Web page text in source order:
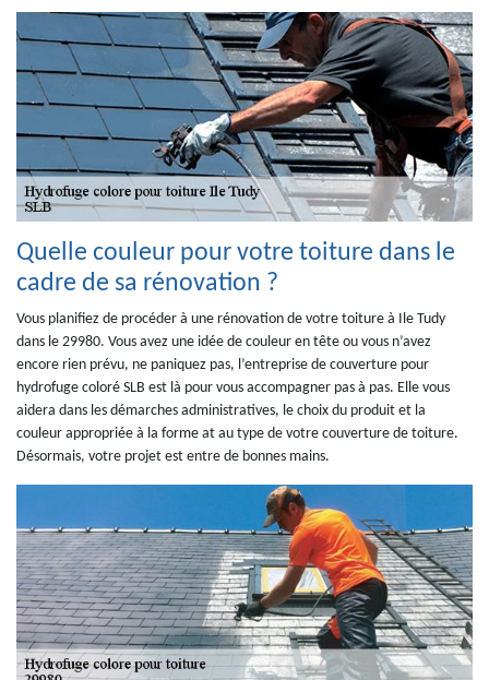
Quelle couleur pour votre toiture dans le
cadre de sa rénovation ?
Vous planifiez de procéder à une rénovation de votre toiture à Ile Tudy
dans le 29980. Vous avez une idée de couleur en tête ou vous n’avez
encore rien prévu, ne paniquez pas, l’entreprise de couverture pour
hydrofuge coloré SLB est là pour vous accompagner pas à pas. Elle vous
aidera dans les démarches administratives, le choix du produit et la
couleur appropriée à la forme at au type de votre couverture de toiture.
Désormais, votre projet est entre de bonnes mains.